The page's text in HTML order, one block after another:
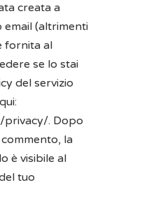
creata a
(altrimenti
fornita al
se lo stai
del servizio
privacy/. Dopo
la
è visibile al
tuo